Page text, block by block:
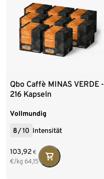
Qbo Caffè MINAS VERDE -
216 Kapseln
Vollmundig
8/10 Intensität
103,92 €
€/kg 64,15